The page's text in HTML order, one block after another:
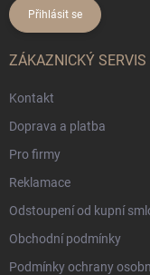
Přihlásit se
ZÁKAZNICKÝ SERVIS
Kontakt
Doprava a platba
Pro firmy
Reklamace
Odstoupení od kupní
Obchodní podmínky
Podmínky ochrany